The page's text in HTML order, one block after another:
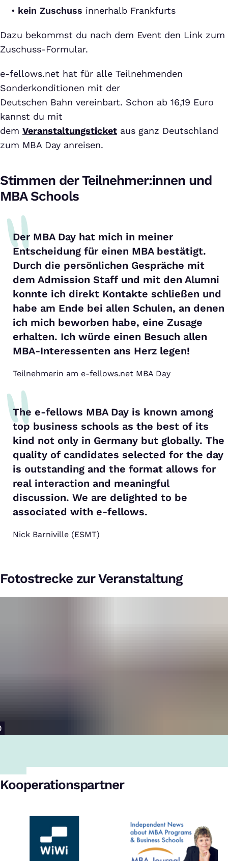
kein Zuschuss innerhalb Frankfurts
Dazu bekommst du nach dem Event den Link zum
Zuschuss-Formular.
e-fellows.net hat für alle Teilnehmenden
Sonderkonditionen mit der
Deutschen Bahn vereinbart. Schon ab 16,19 Euro
kannst du mit
dem Veranstaltungsticket aus ganz Deutschland
zum MBA Day anreisen.
Stimmen der Teilnehmer:innen und
MBA Schools
Der MBA Day hat mich in meiner
Entscheidung für einen MBA bestätigt.
Durch die persönlichen Gespräche mit
dem Admission Staff und mit den Alumni
konnte ich direkt Kontakte schließen und
habe am Ende bei allen Schulen, an denen
ich mich beworben habe, eine Zusage
erhalten. Ich würde einen Besuch allen
MBA-Interessenten ans Herz legen!
Teilnehmerin am e-fellows.net MBA Day
The e-fellows MBA Day is known among
top business schools as the best of its
kind not only in Germany but globally. The
quality of candidates selected for the day
is outstanding and the format allows for
real interaction and meaningful
discussion. We are delighted to be
associated with e-fellows.
Nick Barniville (ESMT)
Fotostrecke zur Veranstaltung
Kooperationspartner